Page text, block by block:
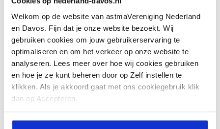
Welkom op de website van astmaVereniging Nederland
en Davos. Fijn dat je onze website bezoekt. Wij
gebruiken cookies om jouw gebruikerservaring te
optimaliseren en om het verkeer op onze website te
analyseren. Lees meer over hoe wij cookies gebruiken
en hoe je ze kunt beheren door op Zelf instellen te
klikken. Als je akkoord gaat met ons cookiegebruik klik
dan op Accepteren.